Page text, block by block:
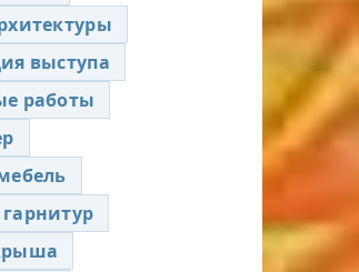
выступа
работы